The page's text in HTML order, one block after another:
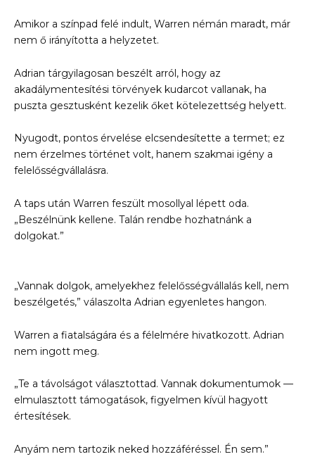
Amikor a színpad felé indult, Warren némán maradt, már
nem ő irányította a helyzetet.
Adrian tárgyilagosan beszélt arról, hogy az
akadálymentesítési törvények kudarcot vallanak, ha
puszta gesztusként kezelik őket kötelezettség helyett.
Nyugodt, pontos érvelése elcsendesítette a termet; ez
nem érzelmes történet volt, hanem szakmai igény a
felelősségvállalásra.
A taps után Warren feszült mosollyal lépett oda.
„Beszélnünk kellene. Talán rendbe hozhatnánk a
dolgokat.”
„Vannak dolgok, amelyekhez felelősségvállalás kell, nem
beszélgetés,” válaszolta Adrian egyenletes hangon.
Warren a fiatalságára és a félelmére hivatkozott. Adrian
nem ingott meg.
„Te a távolságot választottad. Vannak dokumentumok —
elmulasztott támogatások, figyelmen kívül hagyott
értesítések.
Anyám nem tartozik neked hozzáféréssel. Én sem.”